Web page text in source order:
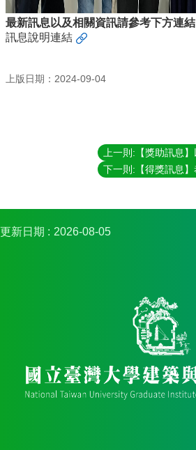
最新訊息以及相關資訊請參考下方連結
訊息說明連結
上版日期：2024-09-04
更新日期 2026-08-05